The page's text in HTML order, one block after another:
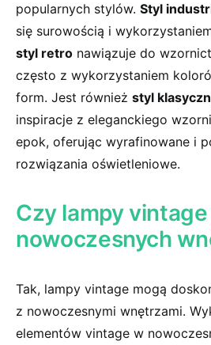
⁢popularnych stylów. Styl
się surowością i
styl ⁣retro nawiązuje do
często z wykorzystaniem
form. Jest również styl
inspiracje z eleganckiego‌
epok,‍ oferując wyrafinowane i
rozwiązania oświetleniowe.
Czy ⁤lampy
nowoczesnych
Tak, lampy ​vintage mogą
⁢z nowoczesnymi ⁤wnętrzami.
elementów vintage w